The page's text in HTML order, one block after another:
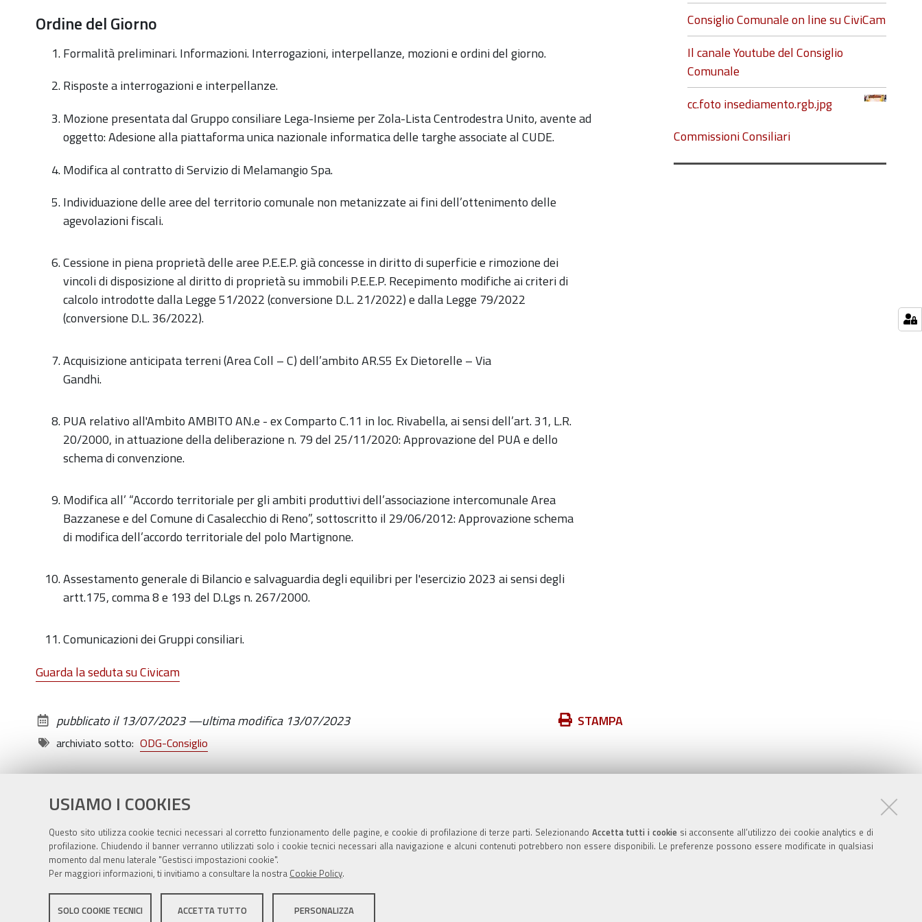
USIAMO I COOKIES
Questo sito utilizza cookie tecnici necessari al corretto funzionamento delle pagine, e cookie di profilazione di terze parti. Selezionando Accetta tutti i cookiesi acconsente all’utilizzo dei cookie analytics e di
profilazione. Chiudendo il banner verranno utilizzati solo i cookie tecnici necessari alla navigazione e alcuni contenuti potrebbero non essere disponibili. Le preferenze possono essere modificate in qualsiasi
momento dal menu laterale "Gestisci impostazioni cookie".
Per maggiori informazioni, ti invitiamo a consultare la nostra Cookie Policy.
SOLO COOKIE TECNICI ACCETTA TUTTO PERSONALIZZA
Ordine del Giorno
Formalità preliminari. Informazioni. Interrogazioni, interpellanze, mozioni e ordini del giorno.
Risposte a interrogazioni e interpellanze.
Mozione presentata dal Gruppo consiliare Lega-Insieme per Zola-Lista Centrodestra Unito, avente ad
oggetto: Adesione alla piattaforma unica nazionale informatica delle targhe associate al CUDE.
Modifica al contratto di Servizio di Melamangio Spa.
Individuazione delle aree del territorio comunale non metanizzate ai fini dell’ottenimento delle
agevolazioni fiscali.
Cessione in piena proprietà delle aree P.E.E.P. già concesse in diritto di superficie e rimozione dei
vincoli di disposizione al diritto di proprietà su immobili P.E.E.P. Recepimento modifiche ai criteri di
calcolo introdotte dalla Legge 51/2022 (conversione D.L. 21/2022) e dalla Legge 79/2022
(conversione D.L. 36/2022).
Acquisizione anticipata terreni (Area Coll – C) dell’ambito AR.S5 Ex Dietorelle – Via
Gandhi.
PUA relativo all'Ambito AMBITO AN.e - ex Comparto C.11 in loc. Rivabella, ai sensi dell’art. 31, L.R.
20/2000, in attuazione della deliberazione n. 79 del 25/11/2020: Approvazione del PUA e dello
schema di convenzione.
Modifica all’ “Accordo territoriale per gli ambiti produttivi dell’associazione intercomunale Area
Bazzanese e del Comune di Casalecchio di Reno”, sottoscritto il 29/06/2012: Approvazione schema
di modifica dell’accordo territoriale del polo Martignone.
Assestamento generale di Bilancio e salvaguardia degli equilibri per l'esercizio 2023 ai sensi degli
artt.175, comma 8 e 193 del D.Lgs n. 267/2000.
Comunicazioni dei Gruppi consiliari.
Guarda la seduta su Civicam
Azioni STAMPA
pubblicato il 13/07/2023—ultima modifica 13/07/2023
archiviato sotto: ODG-Consiglio
Consiglio Comunale on line su CiviCam
Il canale Youtube del Consiglio
Comunale
cc.foto insediamento.rgb.jpg
Commissioni Consiliari
Sito istituzionale Comune di Zola Predosa